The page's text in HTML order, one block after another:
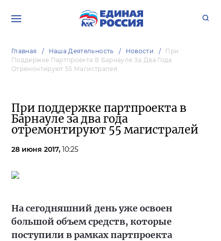
Главная Наша Деятельность Новости
При
Поддержке Партпроекта В Барнауле За Два Года
Отремонтируют 55 Магистралей
При поддержке партпроекта в
Барнауле за два года
отремонтируют 55 магистралей
28 июня 2017, 10:25
На сегодняшний день уже освоен
большой объем средств, которые
поступили в рамках партпроекта